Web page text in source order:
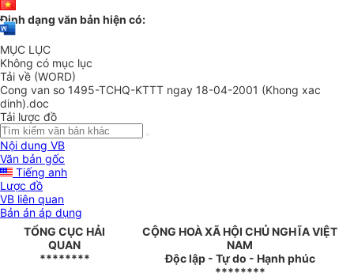
Định dạng văn bản hiện có:
MỤC LỤC
Không có mục lục
Tải về (WORD)
Cong van so 1495-TCHQ-KTTT ngay 18-04-2001 (Khong xac
dinh).doc
Tải lược đồ
Nội dung VB
Văn bản gốc
Tiếng anh
Lược đồ
VB liên quan
Bản án áp dụng
TỔNG CỤC HẢI
QUAN
********
CỘNG HOÀ XÃ HỘI CHỦ NGHĨA VIỆT
NAM
Độc lập - Tự do - Hạnh phúc
********